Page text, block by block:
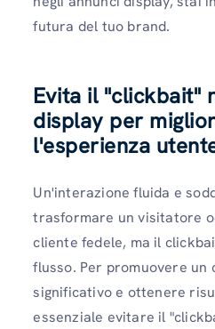
futura del tuo brand.
Evita il "clickbait"
display per
l'esperienza
Un'interazione fluida e
trasformare un visitatore
cliente fedele, ma il
flusso. Per promuovere un
significativo e ottenere
essenziale evitare il